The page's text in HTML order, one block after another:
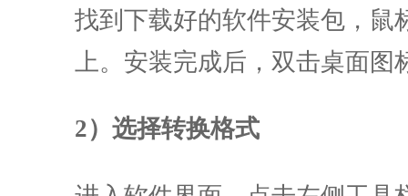
找到下载好的软件安装包，鼠
上。安装完成后，双击桌面图
2）选择转换格式